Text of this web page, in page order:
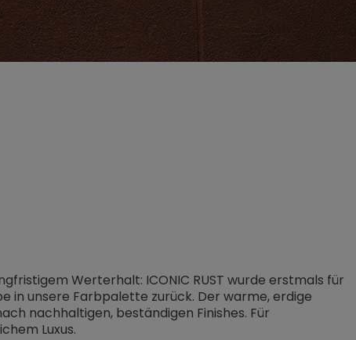
Werterhalt: ICONIC RUST wurde erstmals für
in unsere Farbpalette zurück. Der warme, erdige
nachhaltigen, beständigen Finishes. Für
Luxus.